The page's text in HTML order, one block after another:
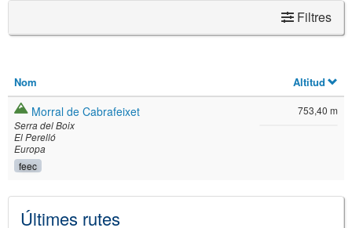
Filtres
Nom Altitud
Morral de Cabrafeixet
Serra del Boix
El Perelló
Europa
feec
753,40 m
Últimes rutes